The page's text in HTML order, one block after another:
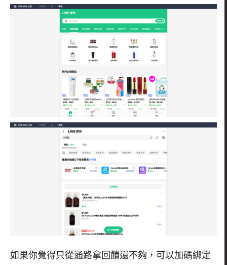
如果你覺得只從通路拿回饋還不夠，可以加碼綁定